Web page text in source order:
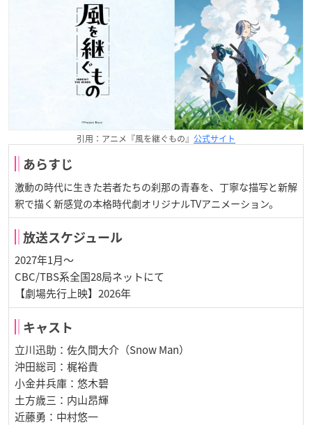
引用：アニメ『風を継ぐもの』 公式サイト
あらすじ
激動の時代に生きた若者たちの刹那の青春を、丁寧な描写と新解
釈で描く新感覚の本格時代劇オリジナルTVアニメーション。
放送スケジュール
2027年1月～
CBC/TBS系全国28局ネットにて
【劇場先行上映】2026年
キャスト
立川迅助：佐久間大介（Snow Man）
沖田総司：梶裕貴
小金井兵庫：悠木碧
土方歳三：内山昂輝
近藤勇：中村悠一